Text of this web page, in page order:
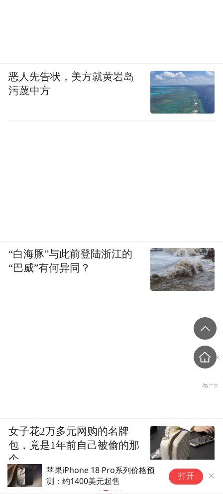
苹果Mac Pro问世20周年，今年
3月官网已停售
打开
恶人先告状，美方就黄岩岛
污蔑中方
“白海豚”与此前登陆浙江的
“巴威”有何异同？
女子花2万多元网购的名牌
包，竟是1年前自己被偷的那
个